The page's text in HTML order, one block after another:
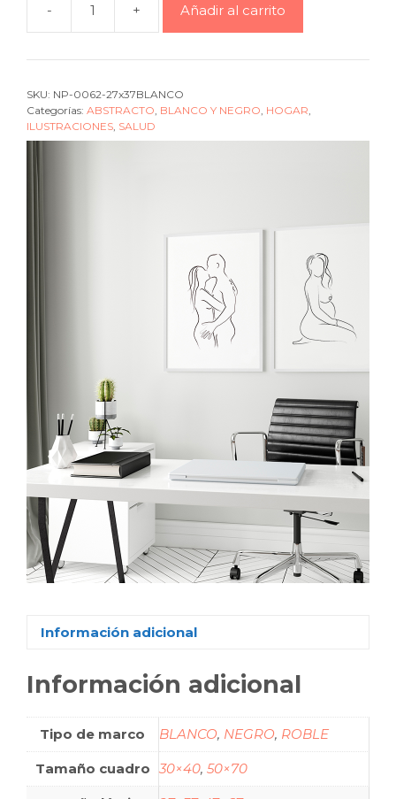
-
Cuadro
Silhouette
woman
black
cantidad
+ Añadir al carrito
SKU: NP-0062-27x37BLANCO
Categorías: ABSTRACTO BLANCO Y NEGRO HOGAR
ILUSTRACIONES SALUD
Información adicional
Información adicional
Tipo de marco BLANCO, NEGRO, ROBLE
Tamaño cuadro 30×40, 50×70